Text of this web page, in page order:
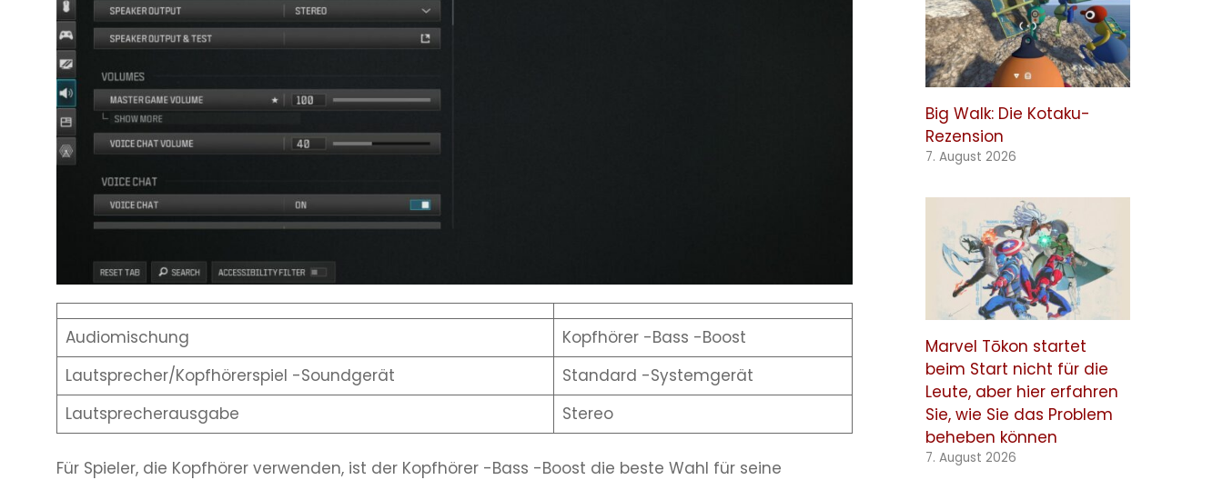
Audiomischung
Kopfhörer -Bass -Boost
Lautsprecher/Kopfhörerspiel -Soundgerät
Standard -Systemgerät
Lautsprecherausgabe
Stereo
Für Spieler, die Kopfhörer verwenden, ist der Kopfhörer -Bass -Boost die beste Wahl für seine
Big Walk: Die Kotaku-
Rezension
7. August 2026
Marvel Tōkon startet
beim Start nicht für die
Leute, aber hier erfahren
Sie, wie Sie das Problem
beheben können
7. August 2026